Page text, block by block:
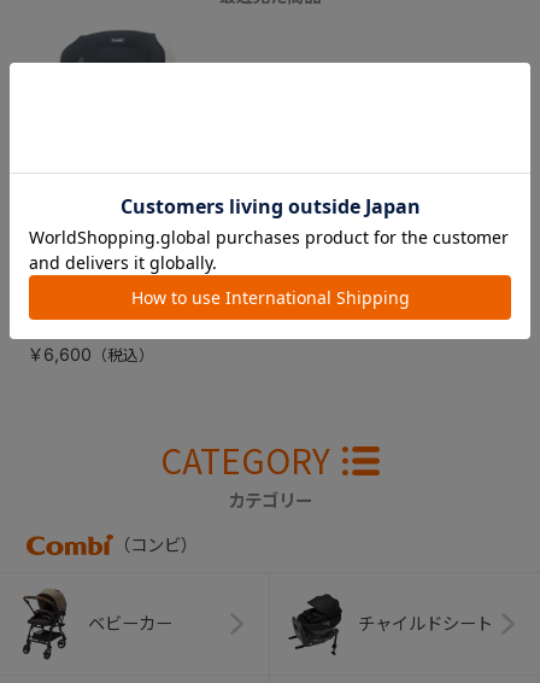
ジョイトリップエッ
グショック ＧＡ
（ブラックメッシ
ュ） シートカバー
（背面用）
￥6,600
CATEGORY
カテゴリー
（コンビ）
ベビーカー チャイルドシート